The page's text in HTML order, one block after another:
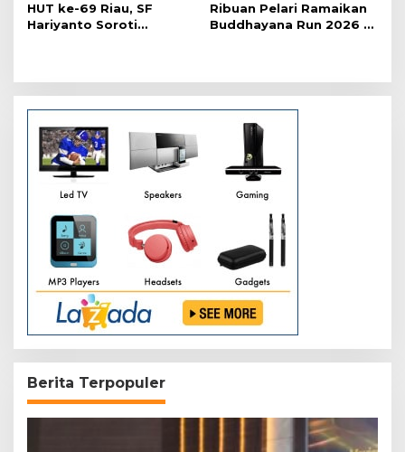
HUT ke-69 Riau, SF
Hariyanto Soroti
Ribuan Pelari Ramaikan
Buddhayana Run 2026 di
Berita Terpopuler